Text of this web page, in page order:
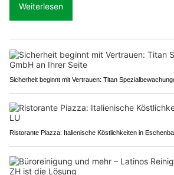
Weiterlesen
Sicherheit beginnt mit Vertrauen: Titan
Ristorante Piazza: Italienische Köstlichkeiten in